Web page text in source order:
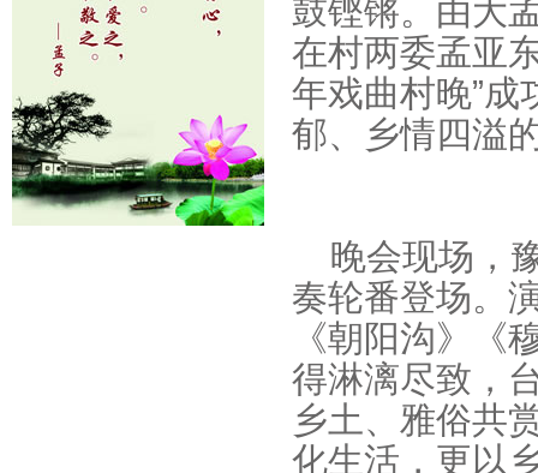
鼓铿锵。由大
在村两委孟亚
年戏曲村晚”
郁、乡情四溢
晚会现场，
奏轮番登场。
《朝阳沟》《
得淋漓尽致，
乡土、雅俗共
化生活，更以